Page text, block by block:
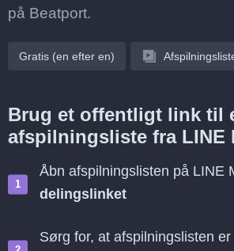
på Beatport.
Gratis (en efter en)
Brug et offentligt link til
afspilningsliste fra LINE
Åbn afspilningslisten på LINE
delingslinket
Sørg for, at afspilningslisten er